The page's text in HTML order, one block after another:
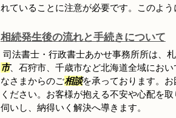
れていることに注意が必要です。このよう
相続発生後の流れと手続きについて
司法書士・行政書士あかせ事務所所は、
市、石狩市、千歳市など北海道全域にお
なさまからのご相談を承っております。
ください。お客様が抱える不安や心配を
伺いし、納得いく解決へ導きます。